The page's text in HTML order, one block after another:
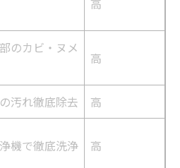
高
のカビ・ヌメ
高
汚れ徹底除去
高
機で徹底洗浄 高